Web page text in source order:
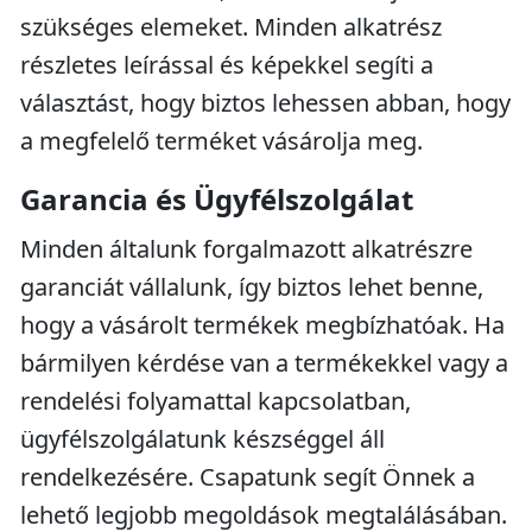
szükséges elemeket. Minden alkatrész
részletes leírással és képekkel segíti a
választást, hogy biztos lehessen abban, hogy
a megfelelő terméket vásárolja meg.
Garancia és Ügyfélszolgálat
Minden általunk forgalmazott alkatrészre
garanciát vállalunk, így biztos lehet benne,
hogy a vásárolt termékek megbízhatóak. Ha
bármilyen kérdése van a termékekkel vagy a
rendelési folyamattal kapcsolatban,
ügyfélszolgálatunk készséggel áll
rendelkezésére. Csapatunk segít Önnek a
lehető legjobb megoldások megtalálásában.